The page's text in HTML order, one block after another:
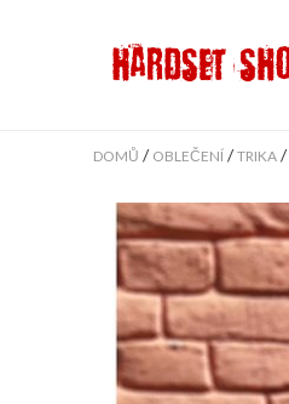
DOMŮ / OBLEČENÍ /TRIKA /